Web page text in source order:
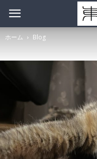
ホーム Blog